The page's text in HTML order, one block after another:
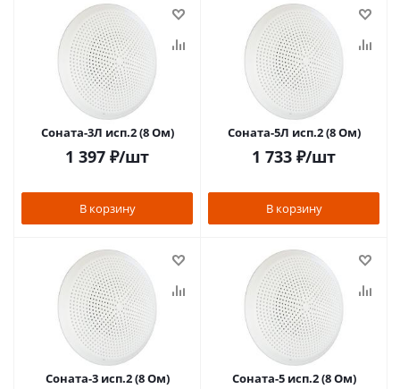
Соната-3Л исп.2 (8 Ом)
1 397 ₽/шт
В корзину
Соната-5Л исп.2 (8 Ом)
1 733 ₽/шт
В корзину
Соната-3 исп.2 (8 Ом) Соната-5 исп.2 (8 Ом)